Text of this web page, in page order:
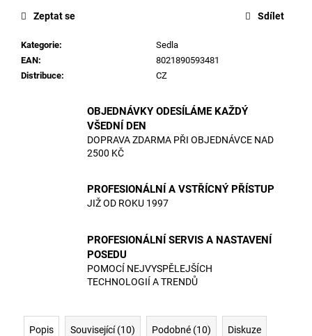
Kategorie:
Sedla
EAN:
8021890593481
Distribuce: CZ
Zeptat se Sdílet
OBJEDNÁVKY ODESÍLÁME KAŽDÝ
VŠEDNÍ DEN
DOPRAVA ZDARMA PŘI OBJEDNÁVCE NAD
2500 KČ
PROFESIONÁLNÍ A VSTŘÍCNÝ PŘÍSTUP
JIŽ OD ROKU 1997
PROFESIONÁLNÍ SERVIS A NASTAVENÍ
POSEDU
POMOCÍ NEJVYSPĚLEJŠÍCH
TECHNOLOGIÍ A TRENDŮ
Popis Související (10) Podobné (10) Diskuze